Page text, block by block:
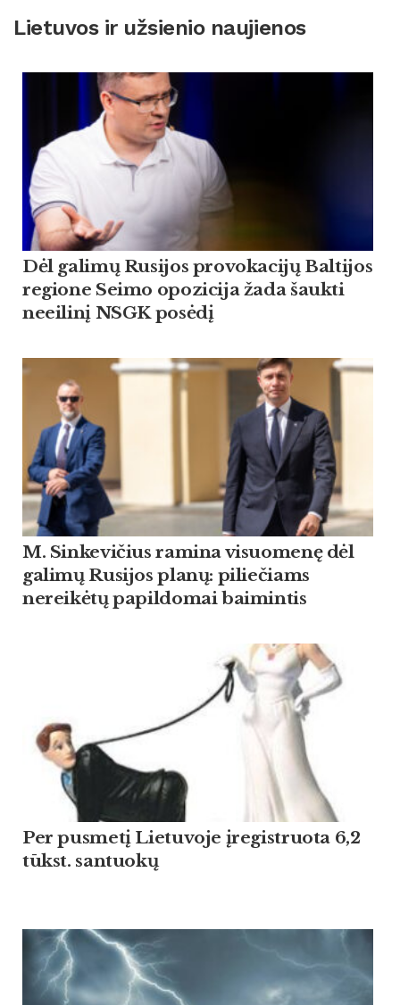
Lietuvos ir užsienio naujienos
Dėl galimų Rusijos provokacijų Baltijos
regione Seimo opozicija žada šaukti
neeilinį NSGK posėdį
M. Sinkevičius ramina visuomenę dėl
galimų Rusijos planų: piliečiams
nereikėtų papildomai baimintis
Per pusmetį Lietuvoje įregistruota 6,2
tūkst. santuokų